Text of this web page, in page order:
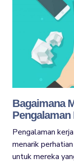
Bagaimana
Pengalaman
menarik
untuk mereka